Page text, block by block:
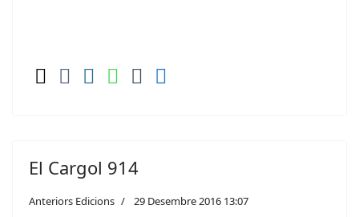
El Cargol 914
Anteriors Edicions 29 Desembre 2016 13:07